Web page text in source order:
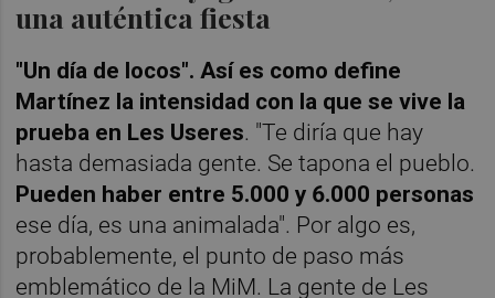
una auténtica fiesta
"Un día de locos". Así es como define
Martínez la intensidad con la que se vive la
prueba en Les Useres. "Te diría que hay
hasta demasiada gente. Se tapona el pueblo.
Pueden haber entre 5.000 y 6.000 personas
ese día, es una animalada". Por algo es,
probablemente, el punto de paso más
emblemático de la MiM. La gente de Les